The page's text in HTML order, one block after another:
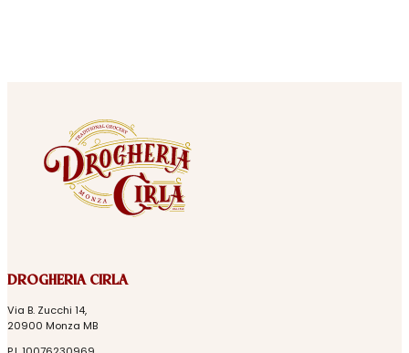
DROGHERIA CIRLA
Via B. Zucchi 14,
20900 Monza MB